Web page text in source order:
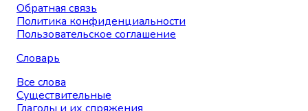
Обратная связь
Политика конфиденциальности
Пользовательское соглашение
Словарь
Все слова
Существительные